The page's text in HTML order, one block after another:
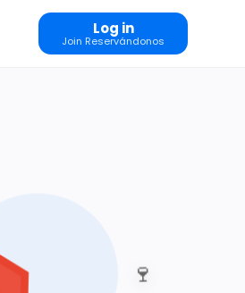
Log in
Join Reservándonos
🍷